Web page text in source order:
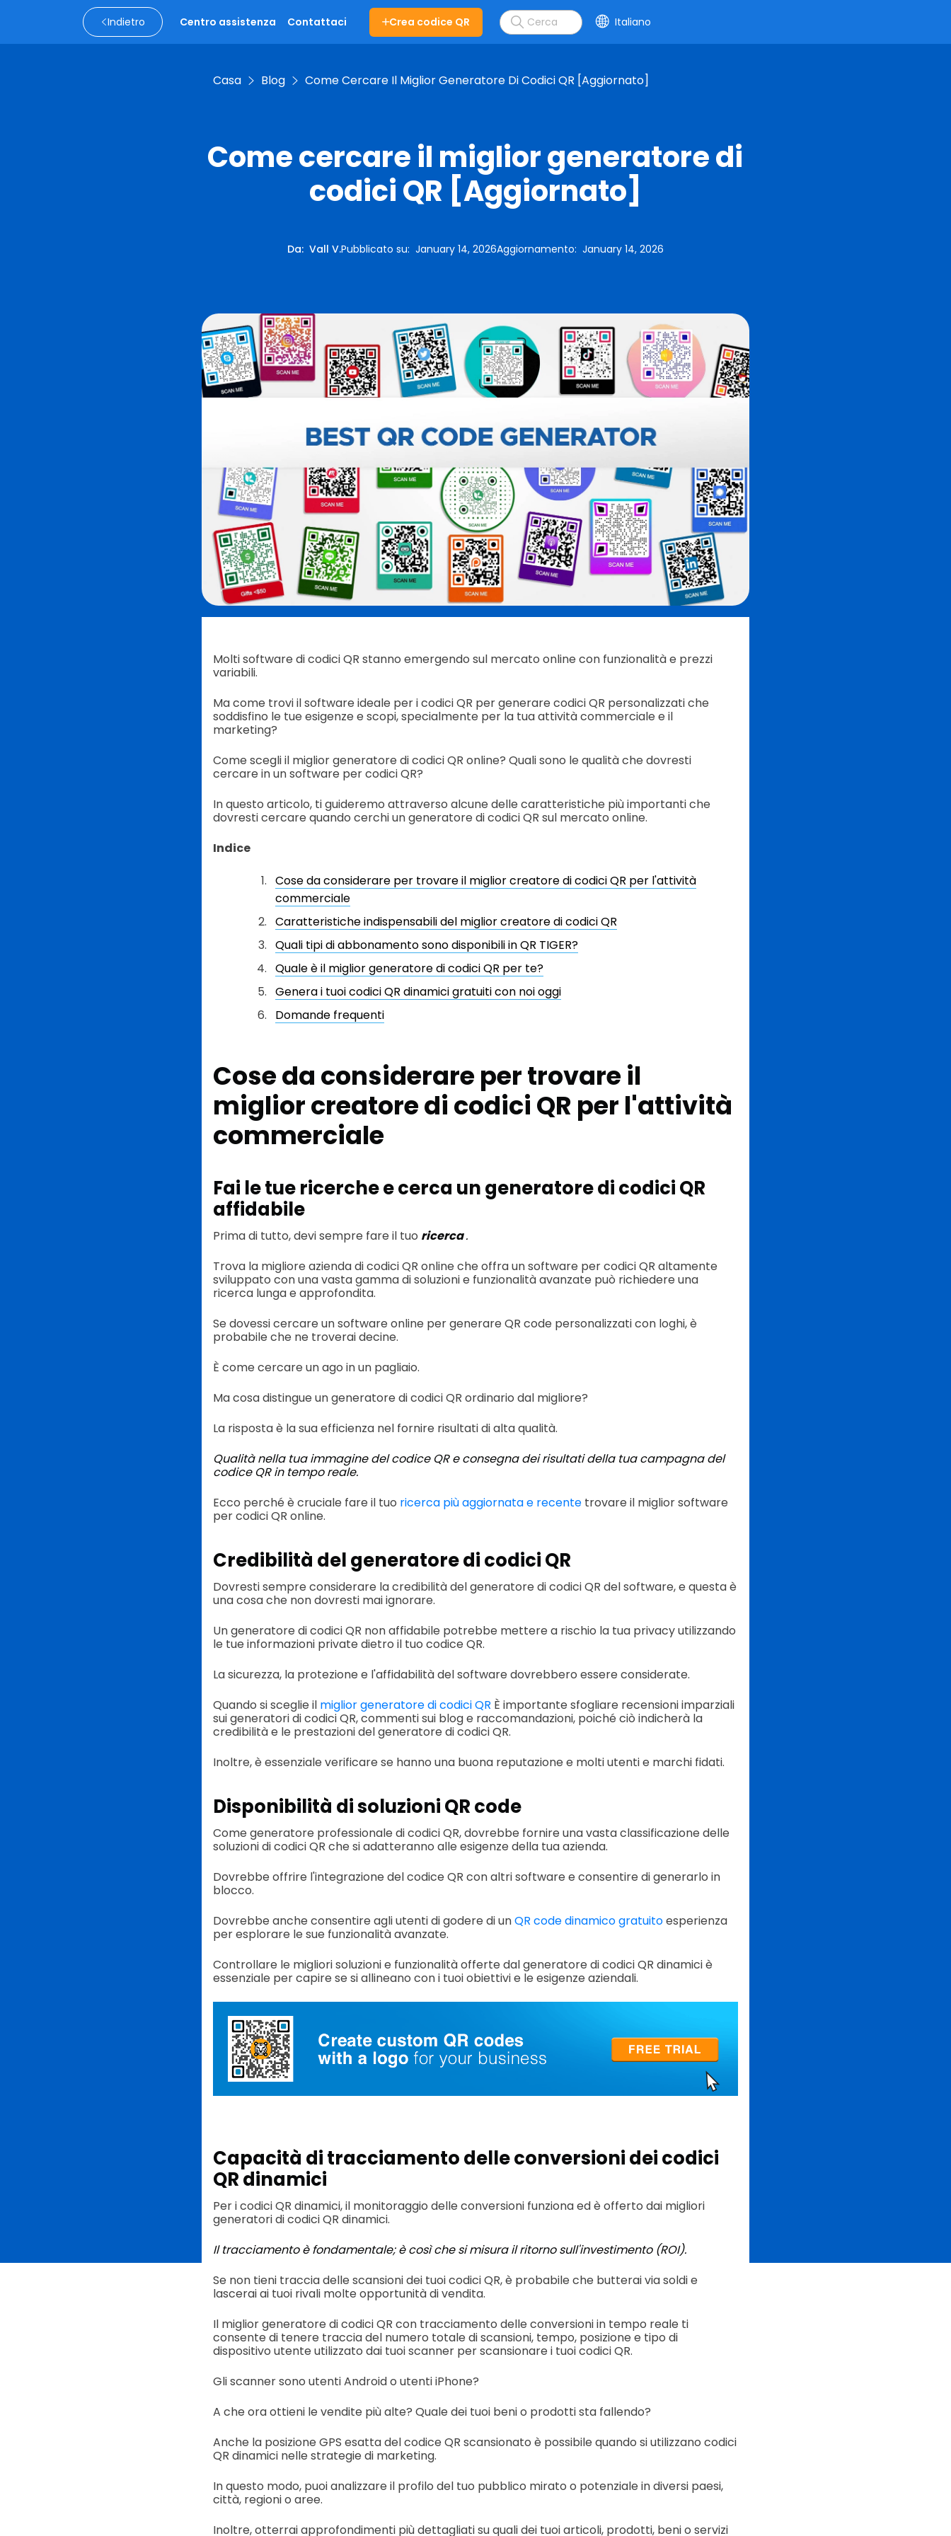
Indietro Centro assistenza Contattaci Crea codice QR Italiano
Casa Blog Come Cercare Il Miglior Generatore Di Codici QR [Aggiornato]
Come cercare il miglior generatore di
codici QR [Aggiornato]
Da: Vall V.Pubblicato su: January 14, 2026Aggiornamento: January 14, 2026
Molti software di codici QR stanno emergendo sul mercato online con funzionalità e prezzi
variabili.
Ma come trovi il software ideale per i codici QR per generare codici QR personalizzati che
soddisfino le tue esigenze e scopi, specialmente per la tua attività commerciale e il
marketing?
Come scegli il miglior generatore di codici QR online? Quali sono le qualità che dovresti
cercare in un software per codici QR?
In questo articolo, ti guideremo attraverso alcune delle caratteristiche più importanti che
dovresti cercare quando cerchi un generatore di codici QR sul mercato online.
Indice
Cose da considerare per trovare il miglior creatore di codici QR per l'attività
commerciale
Caratteristiche indispensabili del miglior creatore di codici QR
Quali tipi di abbonamento sono disponibili in QR TIGER?
Quale è il miglior generatore di codici QR per te?
Genera i tuoi codici QR dinamici gratuiti con noi oggi
Domande frequenti
Cose da considerare per trovare il
miglior creatore di codici QR per l'attività
commerciale
Fai le tue ricerche e cerca un generatore di codici QR
affidabile
Prima di tutto, devi sempre fare il tuo ricerca.
Trova la migliore azienda di codici QR online che offra un software per codici QR altamente
sviluppato con una vasta gamma di soluzioni e funzionalità avanzate può richiedere una
ricerca lunga e approfondita.
Se dovessi cercare un software online per generare QR code personalizzati con loghi, è
probabile che ne troverai decine.
È come cercare un ago in un pagliaio.
Ma cosa distingue un generatore di codici QR ordinario dal migliore?
La risposta è la sua efficienza nel fornire risultati di alta qualità.
Qualità nella tua immagine del codice QR e consegna dei risultati della tua campagna del
codice QR in tempo reale.
Ecco perché è cruciale fare il tuo ricerca più aggiornata e recentetrovare il miglior software
per codici QR online.
Credibilità del generatore di codici QR
Dovresti sempre considerare la credibilità del generatore di codici QR del software, e questa è
una cosa che non dovresti mai ignorare.
Un generatore di codici QR non affidabile potrebbe mettere a rischio la tua privacy utilizzando
le tue informazioni private dietro il tuo codice QR.
La sicurezza, la protezione e l'affidabilità del software dovrebbero essere considerate.
Quando si sceglie il miglior generatore di codici QR È importante sfogliare recensioni imparziali
sui generatori di codici QR, commenti sui blog e raccomandazioni, poiché ciò indicherà la
credibilità e le prestazioni del generatore di codici QR.
Inoltre, è essenziale verificare se hanno una buona reputazione e molti utenti e marchi fidati.
Disponibilità di soluzioni QR code
Come generatore professionale di codici QR, dovrebbe fornire una vasta classificazione delle
soluzioni di codici QR che si adatteranno alle esigenze della tua azienda.
Dovrebbe offrire l'integrazione del codice QR con altri software e consentire di generarlo in
blocco.
Dovrebbe anche consentire agli utenti di godere di unQR code dinamico gratuitoesperienza
per esplorare le sue funzionalità avanzate.
Controllare le migliori soluzioni e funzionalità offerte dal generatore di codici QR dinamici è
essenziale per capire se si allineano con i tuoi obiettivi e le esigenze aziendali.
Capacità di tracciamento delle conversioni dei codici
QR dinamici
Per i codici QR dinamici, il monitoraggio delle conversioni funziona ed è offerto dai migliori
generatori di codici QR dinamici.
Il tracciamento è fondamentale; è così che si misura il ritorno sull'investimento (ROI).
Se non tieni traccia delle scansioni dei tuoi codici QR, è probabile che butterai via soldi e
lascerai ai tuoi rivali molte opportunità di vendita.
Il miglior generatore di codici QR con tracciamento delle conversioni in tempo reale ti
consente di tenere traccia del numero totale di scansioni, tempo, posizione e tipo di
dispositivo utente utilizzato dai tuoi scanner per scansionare i tuoi codici QR.
Gli scanner sono utenti Android o utenti iPhone?
A che ora ottieni le vendite più alte? Quale dei tuoi beni o prodotti sta fallendo?
Anche la posizione GPS esatta del codice QR scansionato è possibile quando si utilizzano codici
QR dinamici nelle strategie di marketing.
In questo modo, puoi analizzare il profilo del tuo pubblico mirato o potenziale in diversi paesi,
città, regioni o aree.
Inoltre, otterrai approfondimenti più dettagliati su quali dei tuoi articoli, prodotti, beni o servizi